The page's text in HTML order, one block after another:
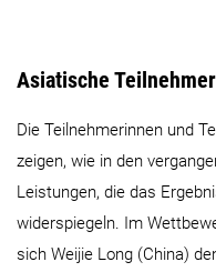
Asiatische
Die Teilnehmerinnen und
zeigen, wie in den
Leistungen, die das
widerspiegeln. Im
sich Weijie Long (China)